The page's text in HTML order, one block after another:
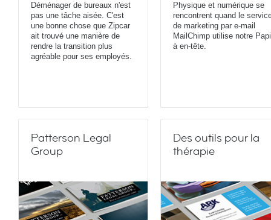
Déménager de bureaux n'est
pas une tâche aisée. C'est
une bonne chose que Zipcar
ait trouvé une manière de
rendre la transition plus
agréable pour ses employés.
Physique et numérique se
rencontrent quand le
de marketing par e-mail
MailChimp utilise notre
à en-tête.
Patterson Legal
Group
Des outils pour la
thérapie